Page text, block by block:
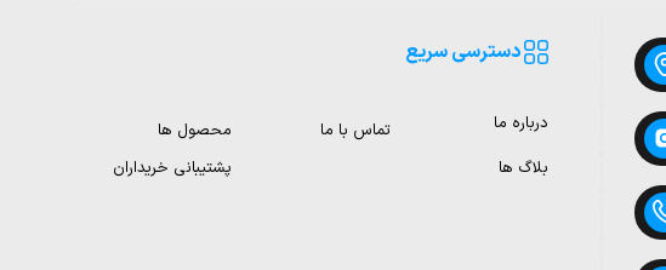
دسترسی سریع
درباره ما تماس با ما
محصول ها
بلاگ ها
پشتیبانی خریداران